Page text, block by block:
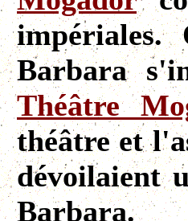
Barbara
Théâtre
théâtre et
dévoilaient
Barbara.